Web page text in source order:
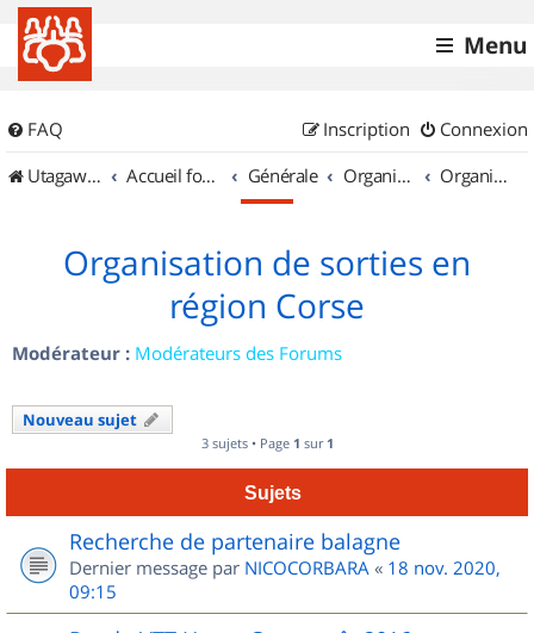
Menu
FAQ Connexion
Inscription
UtagawaVTT (Randos VTT et VTTAE avec traces GPS)
Accueil forum Générale Organisation de sorties & Recherche de partenaires Organisation de sorties en région Corse
Organisation de sorties en
région Corse
Modérateur : Modérateurs des Forums
Nouveau sujet
3 sujets • Page 1 sur 1
Sujets
Recherche de partenaire balagne
Dernier message par NICOCORBARA « 18 nov. 2020,
09:15